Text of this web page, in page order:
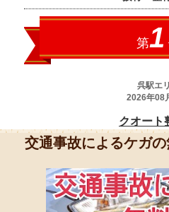
交通事故によるケガ